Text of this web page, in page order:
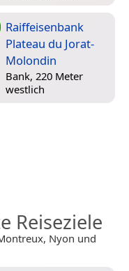
Raiffeisenbank
Plateau du Jorat-
Molondin
Bank, 220 Meter
westlich
Reiseziele
Nyon und